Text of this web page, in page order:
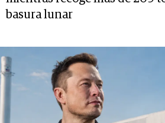
basura lunar